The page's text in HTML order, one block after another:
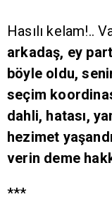
Hasılı kelam!..
arkadaş, ey
böyle oldu,
seçim
dahli, hatası,
hezimet
verin deme
***